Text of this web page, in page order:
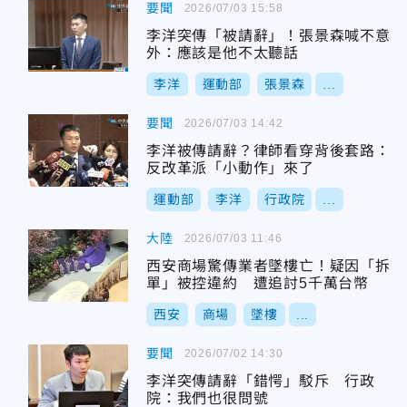
要聞
李洋突傳「被請辭」！張景森喊不意
外：應該是他不太聽話
李洋 運動部 張景森
2026/07/03 15:58
要聞
李洋被傳請辭？律師看穿背後套路：
反改革派「小動作」來了
運動部 李洋 行政院
2026/07/03 14:42
大陸
西安商場驚傳業者墜樓亡！疑因「拆
單」被控違約 遭追討5千萬台幣
西安 商場 墜樓
2026/07/03 11:46
要聞
李洋突傳請辭「錯愕」駁斥 行政
院：我們也很問號
2026/07/02 14:30